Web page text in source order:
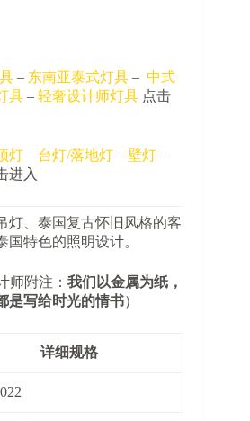
– 东南亚泰式灯具 – 中式
具 – 轻奢设计师灯具 点击
灯 – 台灯/落地灯 – 壁灯 –
进入
灯、泰国复古怀旧风格的客
国特色的照明设计。
师附注：​ ​我们以金属为纸，
是写给时光的情书​​）
详细规格